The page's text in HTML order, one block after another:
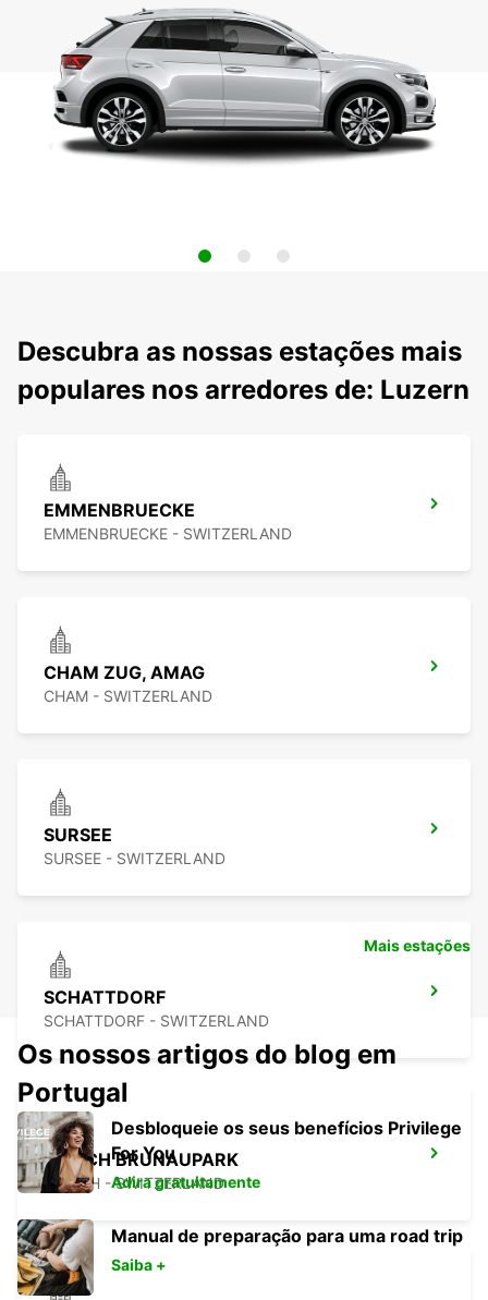
Descubra as nossas estações mais
populares nos arredores de: Luzern
EMMENBRUECKE
EMMENBRUECKE - SWITZERLAND
CHAM ZUG, AMAG
CHAM - SWITZERLAND
SURSEE
SURSEE - SWITZERLAND
SCHATTDORF
SCHATTDORF - SWITZERLAND
ZURICH BRUNAUPARK
ZURICH - SWITZERLAND
Mais estações
Os nossos artigos do blog em
Portugal
Desbloqueie os seus benefícios Privilege
For You
Adira gratuitamente
Manual de preparação para uma road trip
Saiba +